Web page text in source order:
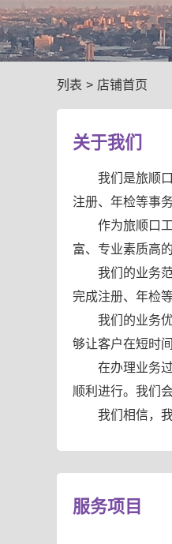
列表 > 店铺首页
关于我们
我们是旅顺
注册、年检等事
作为旅顺口
富、专业素质高
我们的业务
完成注册、年检
我们的业务
够让客户在短时
在办理业务
顺利进行。我们
我们相信，
服务项目